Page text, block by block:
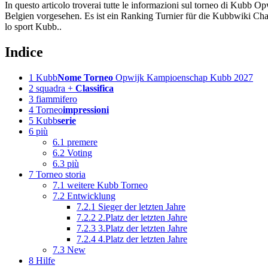
In questo articolo troverai tutte le informazioni sul torneo di Kubb
Belgien vorgesehen. Es ist ein Ranking Turnier für die Kubbwiki
lo sport Kubb..
Indice
1 KubbNome Torneo Opwijk Kampioenschap Kubb 2027
2 squadra + Classifica
3 fiammifero
4 Torneoimpressioni
5 Kubbserie
6 più
6.1 premere
6.2 Voting
6.3 più
7 Torneo storia
7.1 weitere Kubb Torneo
7.2 Entwicklung
7.2.1 Sieger der letzten Jahre
7.2.2 2.Platz der letzten Jahre
7.2.3 3.Platz der letzten Jahre
7.2.4 4.Platz der letzten Jahre
7.3 New
8 Hilfe